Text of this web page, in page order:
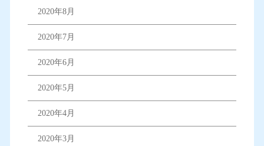
2020年8月
2020年7月
2020年6月
2020年5月
2020年4月
2020年3月